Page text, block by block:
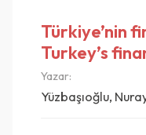
Türkiye’nin
Turkey’s
Yazar:
Yüzbaşıoğlu,